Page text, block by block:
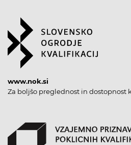
www.nok.si
Za boljšo preglednost in dostopnost